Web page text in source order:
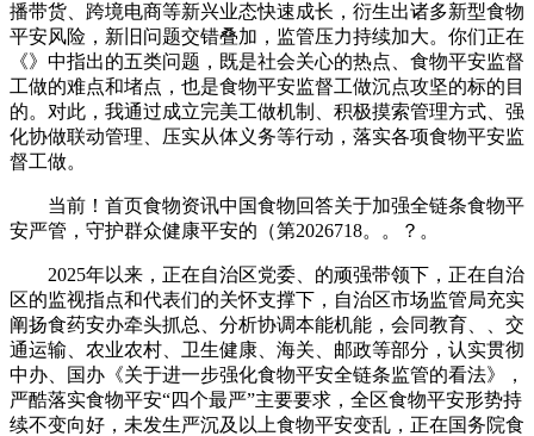
播带货、跨境电商等新兴业态快速成长，衍生出诸多新型食物
平安风险，新旧问题交错叠加，监管压力持续加大。你们正在
《》中指出的五类问题，既是社会关心的热点、食物平安监督
工做的难点和堵点，也是食物平安监督工做沉点攻坚的标的目
的。对此，我通过成立完美工做机制、积极摸索管理方式、强
化协做联动管理、压实从体义务等行动，落实各项食物平安监
督工做。
当前！首页食物资讯中国食物回答关于加强全链条食物平
安严管，守护群众健康平安的（第2026718。。？。
2025年以来，正在自治区党委、的顽强带领下，正在自治
区的监视指点和代表们的关怀支撑下，自治区市场监管局充实
阐扬食药安办牵头抓总、分析协调本能机能，会同教育、、交
通运输、农业农村、卫生健康、海关、邮政等部分，认实贯彻
中办、国办《关于进一步强化食物平安全链条监管的看法》，
严酷落实食物平安“四个最严”主要要求，全区食物平安形势持
续不变向好，未发生严沉及以上食物平安变乱，正在国务院食